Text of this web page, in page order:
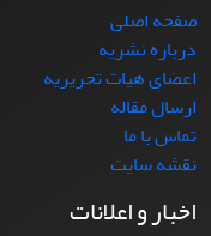
صفحه اصلی
درباره نشریه
اعضای هیات تحریریه
ارسال مقاله
تماس با ما
نقشه سایت
اخبار و اعلانات